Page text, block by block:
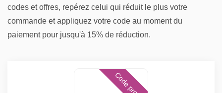
codes et offres, repérez celui qui réduit le plus votre
commande et appliquez votre code au moment du
paiement pour jusqu'à 15% de réduction.